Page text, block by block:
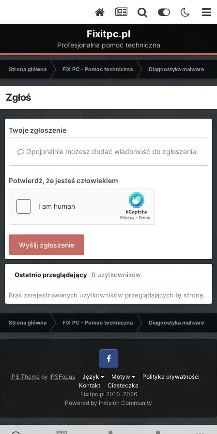
Fixitpc.pl
Profesjonalna pomoc techniczna
Strona główna FIX PC - Pomoc techniczna Diagnostyka malware -
Zgłoś
Twoje zgłoszenie
Opcjonalnie możesz dodać wiadomość do zgłoszenia.
Potwierdź, że jesteś człowiekiem
Wyślij zgłoszenie
Ostatnio przeglądający 0 użytkowników
Brak zarejestrowanych użytkowników przeglądających tę stronę.
Strona główna FIX PC - Pomoc techniczna Diagnostyka malware -
IPS Theme by IPSFocus Język Motyw
Polityka prywatności
Kontakt
Ciasteczka
Facebook
Fixitpc.pl 2010-2026
Powered by Invision Community